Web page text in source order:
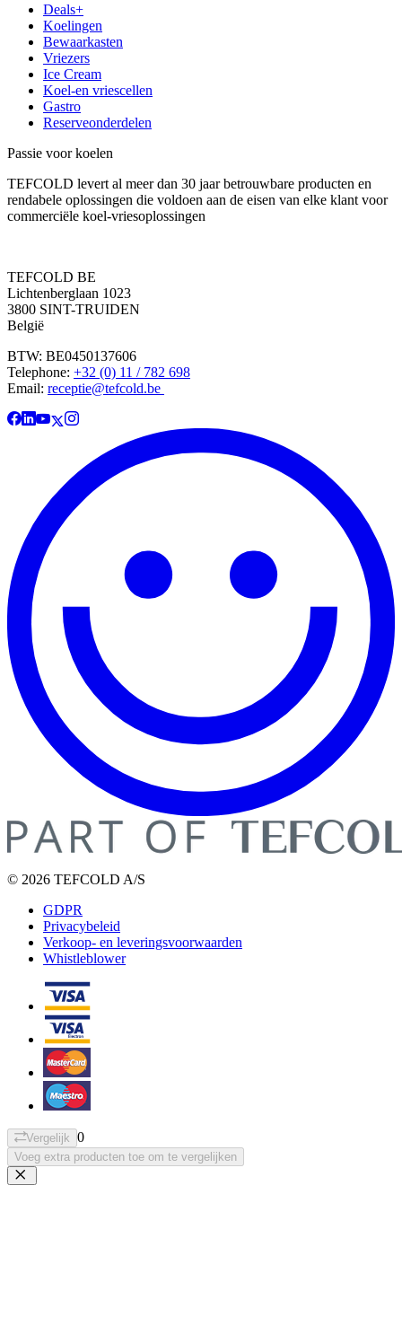
Deals+
Koelingen
Bewaarkasten
Vriezers
Ice Cream
Koel-en vriescellen
Gastro
Reserveonderdelen
Passie voor koelen
TEFCOLD levert al meer dan 30 jaar betrouwbare producten en
rendabele oplossingen die voldoen aan de eisen van elke klant voor
commerciële koel-vriesoplossingen
TEFCOLD BE
Lichtenberglaan 1023
3800 SINT-TRUIDEN
België
BTW: BE0450137606
Telephone: +32 (0) 11 / 782 698
Email: receptie@tefcold.be
© 2026 TEFCOLD A/S
GDPR
Privacybeleid
Verkoop- en leveringsvoorwaarden
Whistleblower
Vergelijk 0
Voeg extra producten toe om te vergelijken